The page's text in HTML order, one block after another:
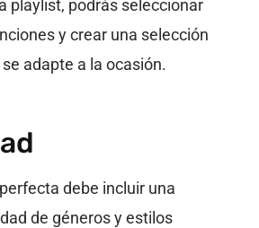
playlist, podrás seleccionar
y crear una selección
adapte a la ocasión.
debe incluir una
de géneros y estilos